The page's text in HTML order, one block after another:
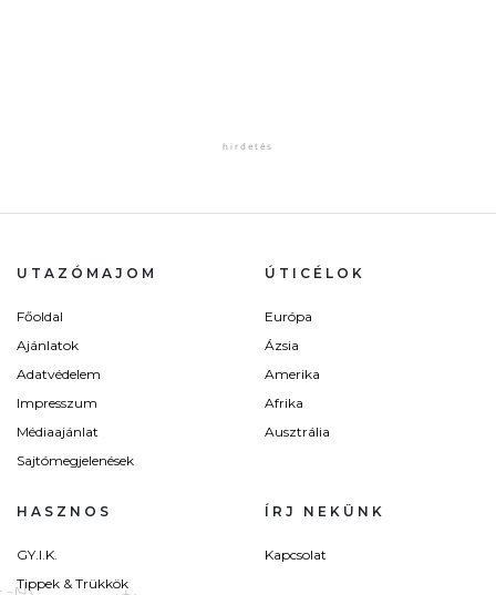
UTAZÓMAJOM
Főoldal
Ajánlatok
Adatvédelem
Impresszum
Médiaajánlat
Sajtómegjelenések
ÚTICÉLOK
Európa
Ázsia
Amerika
Afrika
Ausztrália
HASZNOS
GY.I.K.
Tippek & Trükkök
ÍRJ NEKÜNK
Kapcsolat